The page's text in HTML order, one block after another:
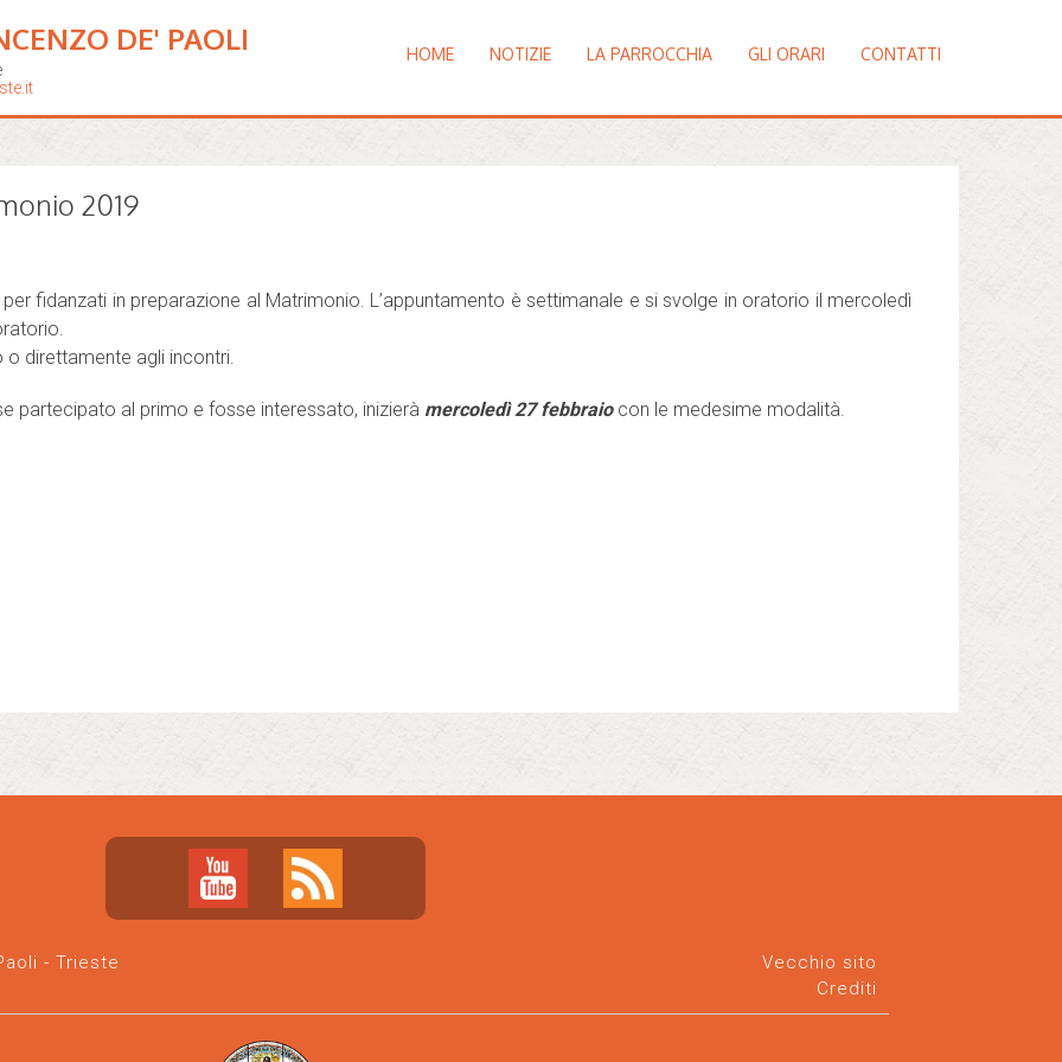
DE' PAOLI HOME NOTIZIE LA PARROCCHIA GLI ORARI CONTATTI
2019
fidanzati in preparazione al Matrimonio. L’appuntamento è settimanale e si svolge in oratorio il mercoledì
o direttamente agli incontri.
partecipato al primo e fosse interessato, inizierà mercoledì 27 febbraiocon le medesime modalità.
- Trieste
Vecchio sito
Crediti